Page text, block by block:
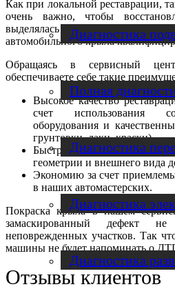
Диагностика
Полная
Диагностика
Диагностика
Диагностика
Как при локальной реставрации,
очень важно, чтобы
выделялась внешне. Это можно
автомобильного крыла
Обращаясь в сервисный
обеспечиваете себе такие
Высокое качество
счет использования
оборудования и
грунтовки, лаки, краски).
Быстрое выполнение
геометрии и внешнего вида
Экономию за счет
в наших автомастерских.
Покраска крыла в нашем
замаскированный дефект
неповрежденных участков. Так
машины не будет напоминать о
Отзывы клиентов